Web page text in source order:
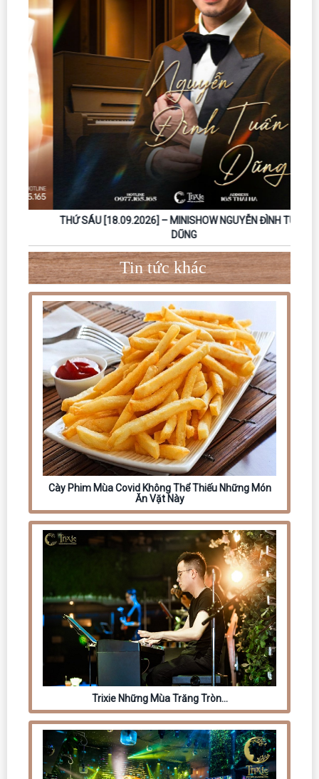
THỨ SÁU [18.09.2026] – MINISHOW NGUYỄN ĐÌNH TUẤN
Tin tức khác
Cày Phim Mùa Covid Không Thể Thiếu Những Món
Ăn Vặt Này
Trixie Những Mùa Trăng Tròn…